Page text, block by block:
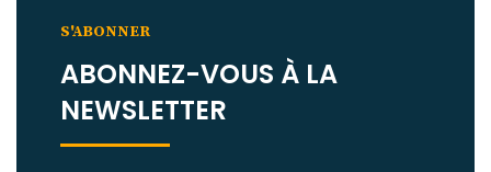
S'ABONNER
ABONNEZ-VOUS À LA
NEWSLETTER